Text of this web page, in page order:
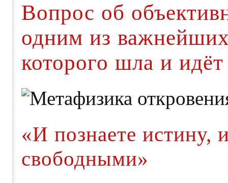
Вопрос об
одним из
которого шла и
«И познаете истину,
свободными»